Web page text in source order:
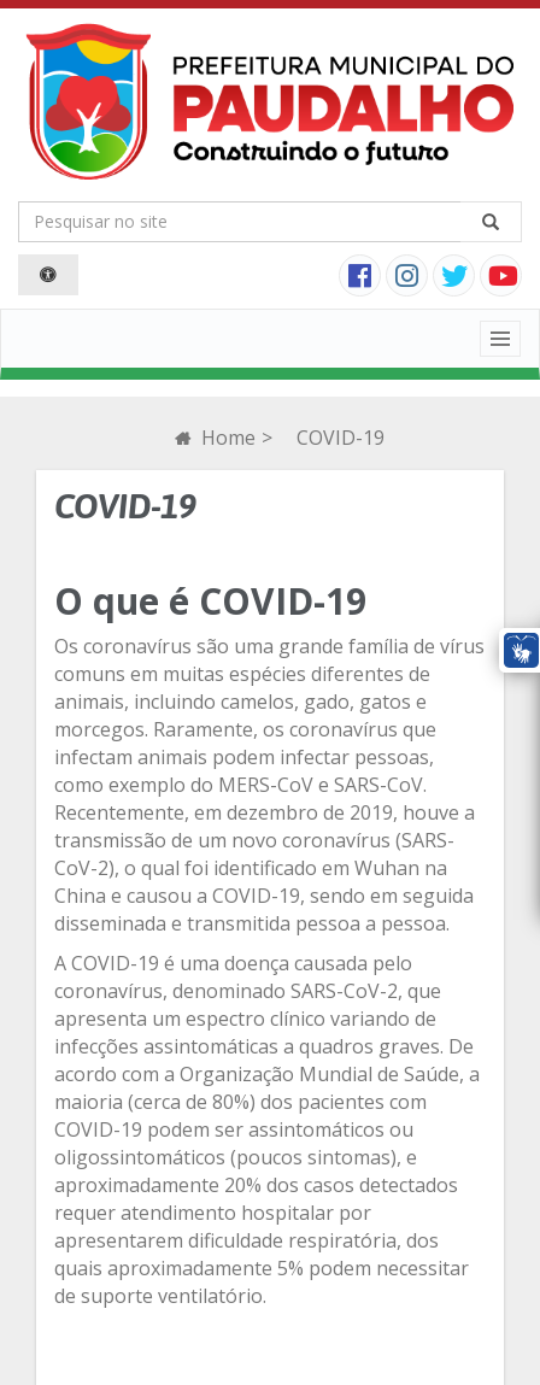
Home > COVID-19
COVID-19
O que é COVID-19
Os coronavírus são uma grande família de vírus
comuns em muitas espécies diferentes de
animais, incluindo camelos, gado, gatos e
morcegos. Raramente, os coronavírus que
infectam animais podem infectar pessoas,
como exemplo do MERS-CoV e SARS-CoV.
Recentemente, em dezembro de 2019, houve a
transmissão de um novo coronavírus (SARS-
CoV-2), o qual foi identificado em Wuhan na
China e causou a COVID-19, sendo em seguida
disseminada e transmitida pessoa a pessoa.
A COVID-19 é uma doença causada pelo
coronavírus, denominado SARS-CoV-2, que
apresenta um espectro clínico variando de
infecções assintomáticas a quadros graves. De
acordo com a Organização Mundial de Saúde, a
maioria (cerca de 80%) dos pacientes com
COVID-19 podem ser assintomáticos ou
oligossintomáticos (poucos sintomas), e
aproximadamente 20% dos casos detectados
requer atendimento hospitalar por
apresentarem dificuldade respiratória, dos
quais aproximadamente 5% podem necessitar
de suporte ventilatório.